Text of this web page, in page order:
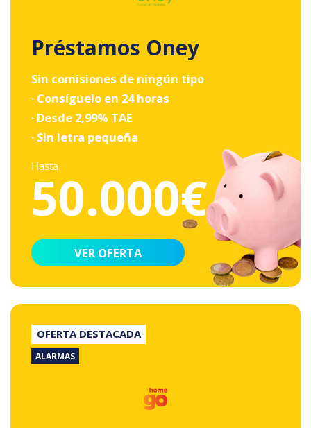
Préstamos Oney
Sin comisiones de ningún tipo
· Consíguelo en 24 horas
· Desde 2,99% TAE
· Sin letra pequeña
Hasta
50.000€
VER OFERTA
OFERTA DESTACADA
ALARMAS